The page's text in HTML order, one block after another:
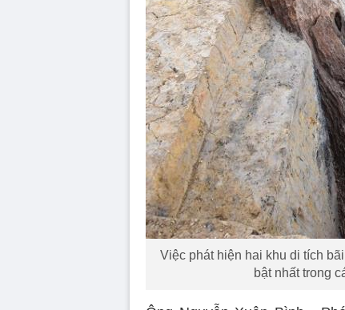
Việc phát hiện hai khu di tích
bật nhất trong
Ông Nguyễn Xuân Bình -
biết, việc phát hiện các bãi
biệt của thành phố này trong
Từ sự phát hiện của người
khoa học đã phát hiện ra các
xâm trên sông Bạch Đằng tại
Nhằm bảo tồn và phát huy
tư xây dựng tuyến đường vào
vào đầu tháng 10/2020.